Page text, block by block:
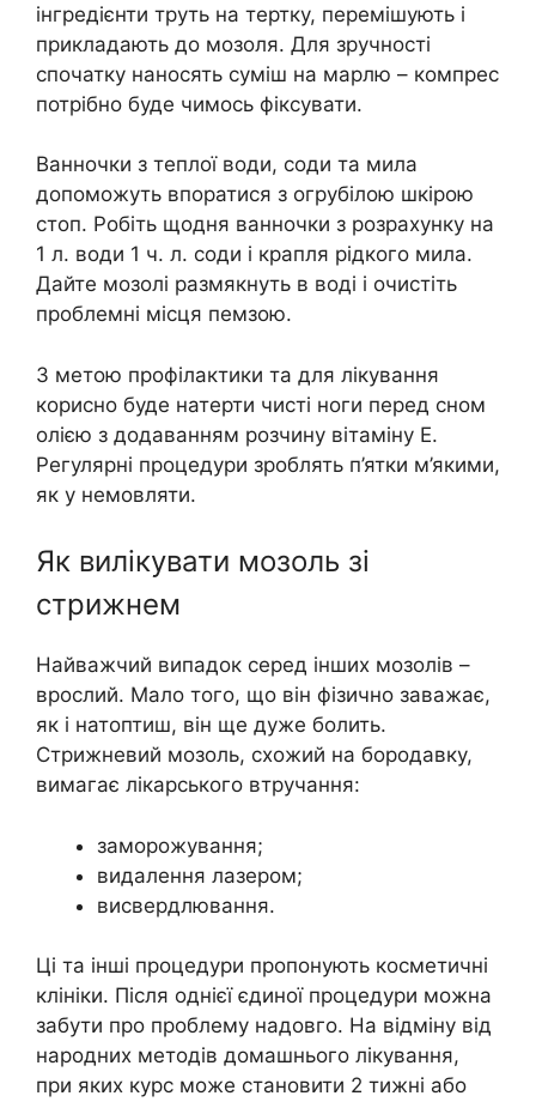
інгредієнти труть на тертку, перемішують і
прикладають до мозоля. Для зручності
спочатку наносять суміш на марлю – компрес
потрібно буде чимось фіксувати.
Ванночки з теплої води, соди та мила
допоможуть впоратися з огрубілою шкірою
стоп. Робіть щодня ванночки з розрахунку на
1 л. води 1 ч. л. соди і крапля рідкого мила.
Дайте мозолі размякнуть в воді і очистіть
проблемні місця пемзою.
З метою профілактики та для лікування
корисно буде натерти чисті ноги перед сном
олією з додаванням розчину вітаміну Е.
Регулярні процедури зроблять п’ятки м’якими,
як у немовляти.
Як вилікувати мозоль зі
стрижнем
Найважчий випадок серед інших мозолів –
врослий. Мало того, що він фізично заважає,
як і натоптиш, він ще дуже болить.
Стрижневий мозоль, схожий на бородавку,
вимагає лікарського втручання:
заморожування;
видалення лазером;
висвердлювання.
Ці та інші процедури пропонують косметичні
клініки. Після однієї єдиної процедури можна
забути про проблему надовго. На відміну від
народних методів домашнього лікування,
при яких курс може становити 2 тижні або